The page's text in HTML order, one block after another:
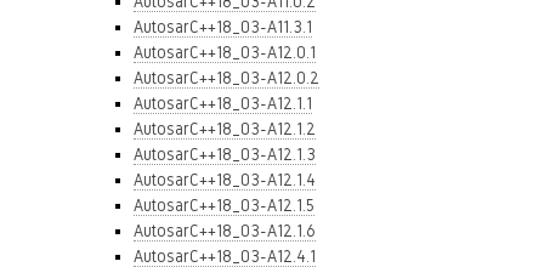
AutosarC++18_03-A11.3.1
AutosarC++18_03-A12.0.1
AutosarC++18_03-A12.0.2
AutosarC++18_03-A12.1.1
AutosarC++18_03-A12.1.2
AutosarC++18_03-A12.1.3
AutosarC++18_03-A12.1.4
AutosarC++18_03-A12.1.5
AutosarC++18_03-A12.1.6
AutosarC++18_03-A12.4.1